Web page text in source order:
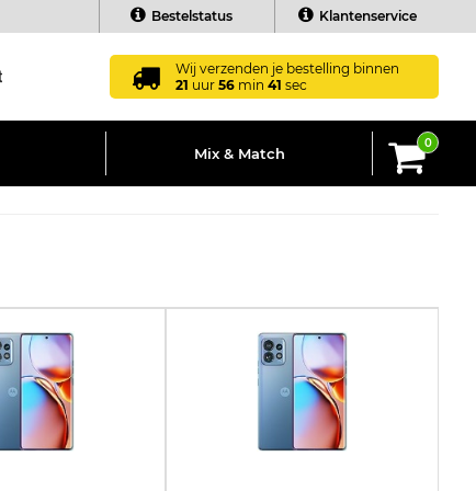
Bestelstatus Klantenservice
Wij verzenden je bestelling binnen
21 uur56 min40sec
Mix & Match
0